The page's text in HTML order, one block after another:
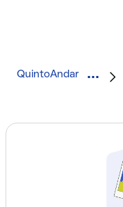
QuintoAndar